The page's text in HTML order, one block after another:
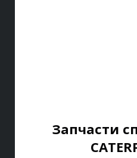
Запчасти